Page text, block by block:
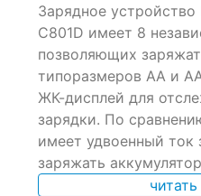
out
on
customer
ratings
Зарядное
C801D имеет 8
позволяющих
типоразмеров AA и
ЖК-дисплей для
зарядки. По
имеет удвоенный ток
заряжать